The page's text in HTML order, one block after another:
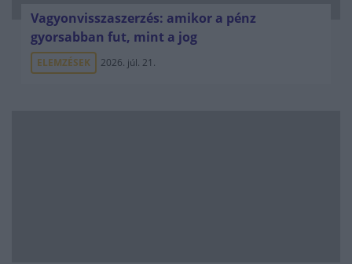
Vagyonvisszaszerzés: amikor a pénz
gyorsabban fut, mint a jog
ELEMZÉSEK 2026. júl. 21.